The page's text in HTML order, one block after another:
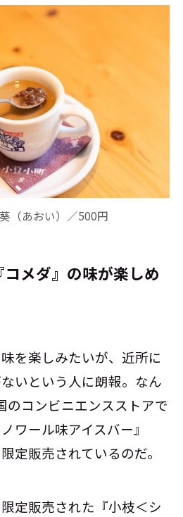
（あおい）／500円
メダ』の味が楽しめ
を楽しみたいが、近所に
いという人に朗報。なん
のコンビニエンスストアで
ワール味アイスバー』
定販売されているのだ。
定販売された『小枝＜シ